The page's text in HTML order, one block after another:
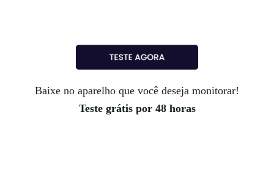
Baixe no aparelho que você deseja monitorar!
Teste grátis por 48 horas